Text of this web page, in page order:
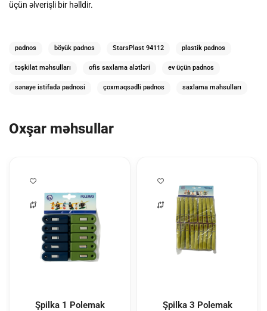
üçün əlverişli bir həlldir.
padnos böyük padnos StarsPlast 94112 plastik padnos
təşkilat məhsulları ofis saxlama alətləri ev üçün padnos
sənaye istifadə padnosi çoxməqsədli padnos saxlama məhsulları
Oxşar məhsullar
Şpilka 1 Polemak Şpilka 3 Polemak